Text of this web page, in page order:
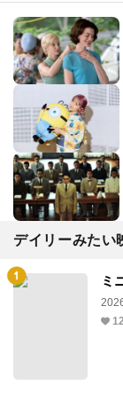
デイリーみたい
ミ